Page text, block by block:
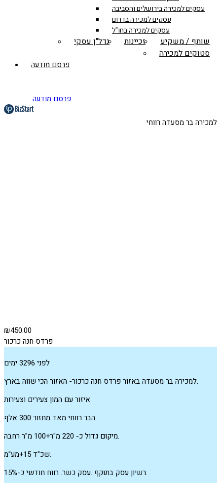
עסקים למכירה בירושלים והסביבה
עסקים למכירה בדרום
עסקים למכירה בחו"ל
שותף / משקיע זכיינות
נדל"ן עסקי
סטוקים למכירה
פרסם מודעה
פרסם מודעה
למכירה בר מסעדה רווחי
₪450.00
פרדס חנה כרכור
לפני 3296 ימים
למכירה בר מסעדה באזור פרדס חנה כרכור- האזור הכי שווה בארץ.
איזור עם המון צעירים וצעירות
הבר רווחי מאד מחזור 300 אלף.
מיקום גדול כ- 220 מ"ר+100 מ"ר רחבה.
שכ"ד 15+מע"מ.
רשיון עסק בתוקף .עסק כשר. רווח חודשי כ-15%.